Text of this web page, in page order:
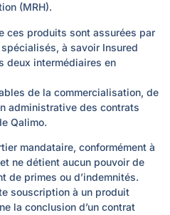
(MRH).
ces produits sont assurées par
à savoir Insured
deux intermédiaires en
de la commercialisation, de
administrative des contrats
Qalimo.
mandataire, conformément à
ne détient aucun pouvoir de
de primes ou d’indemnités.
souscription à un produit
la conclusion d’un contrat